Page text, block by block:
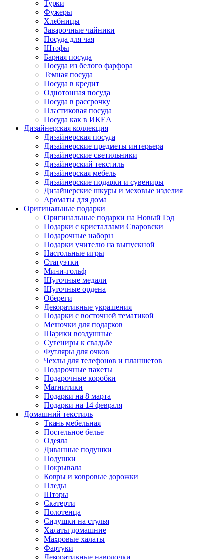
Турки
Фужеры
Хлебницы
Заварочные чайники
Посуда для чая
Штофы
Барная посуда
Посуда из белого фарфора
Темная посуда
Посуда в кредит
Однотонная посуда
Посуда в рассрочку
Пластиковая посуда
Посуда как в ИКЕА
Дизайнерская коллекция
Дизайнерская посуда
Дизайнерские предметы интерьера
Дизайнерские светильники
Дизайнерский текстиль
Дизайнерская мебель
Дизайнерские подарки и сувениры
Дизайнерские шкуры и меховые изделия
Ароматы для дома
Оригинальные подарки
Оригинальные подарки на Новый Год
Подарки с кристаллами Сваровски
Подарочные наборы
Подарки учителю на выпускной
Настольные игры
Статуэтки
Мини-гольф
Шуточные медали
Шуточные ордена
Обереги
Декоративные украшения
Подарки с восточной тематикой
Мешочки для подарков
Шарики воздушные
Сувениры к свадьбе
Футляры для очков
Чехлы для телефонов и планшетов
Подарочные пакеты
Подарочные коробки
Магнитики
Подарки на 8 марта
Подарки на 14 февраля
Домашний текстиль
Ткань мебельная
Постельное белье
Одеяла
Диванные подушки
Подушки
Покрывала
Ковры и ковровые дорожки
Пледы
Шторы
Скатерти
Полотенца
Сидушки на стулья
Халаты домашние
Махровые халаты
Фартуки
Декоративные наволочки